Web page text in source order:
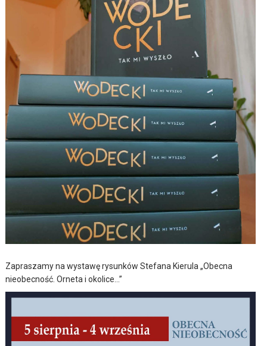
Zapraszamy na wystawę rysunków Stefana Kierula „Obecna
nieobecność. Orneta i okolice…”